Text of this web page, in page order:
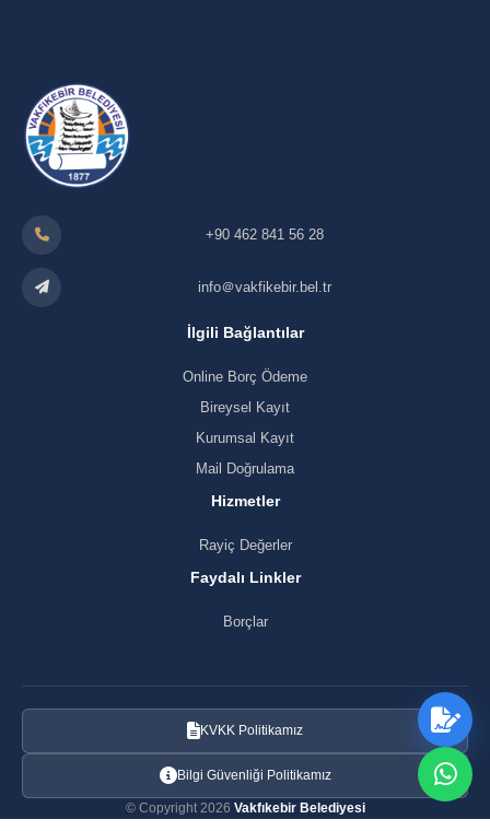
+90 462 841 56 28
info＠vakfikebir.bel.tr
İlgili Bağlantılar
Online Borç Ödeme
Bireysel Kayıt
Kurumsal Kayıt
Mail Doğrulama
Hizmetler
Rayiç Değerler
Faydalı Linkler
Borçlar
KVKK Politikamız
Bilgi Güvenliği Politikamız
© Copyright 2026 Vakfıkebir Belediyesi